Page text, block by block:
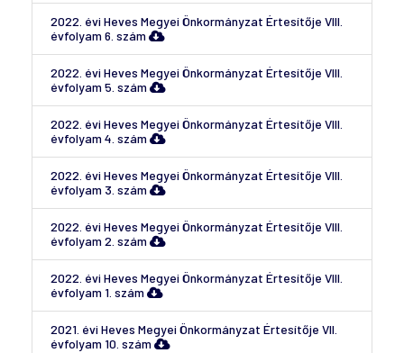
2022. évi Heves Megyei Önkormányzat Értesítője VIII.
évfolyam 6. szám
2022. évi Heves Megyei Önkormányzat Értesítője VIII.
évfolyam 5. szám
2022. évi Heves Megyei Önkormányzat Értesítője VIII.
évfolyam 4. szám
2022. évi Heves Megyei Önkormányzat Értesítője VIII.
évfolyam 3. szám
2022. évi Heves Megyei Önkormányzat Értesítője VIII.
évfolyam 2. szám
2022. évi Heves Megyei Önkormányzat Értesítője VIII.
évfolyam 1. szám
2021. évi Heves Megyei Önkormányzat Értesítője VII.
évfolyam 10. szám